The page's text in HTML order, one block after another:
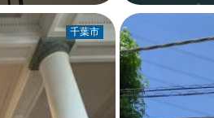
千葉市